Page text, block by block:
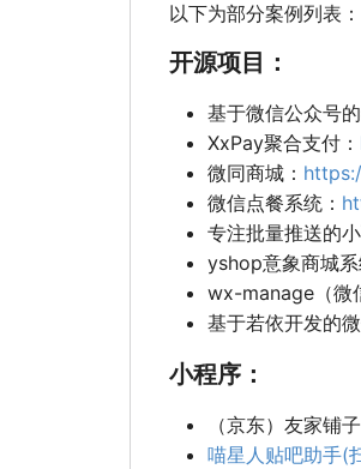
以下为部分案例列表：
开源项目：
基于微信公众号
XxPay聚合支付：
微同商城：
微信点餐系统：
专注批量推送的
yshop意象商城系
wx-manage（微
基于若依开发的
小程序：
（京东）友家铺
喵星人贴吧助手(